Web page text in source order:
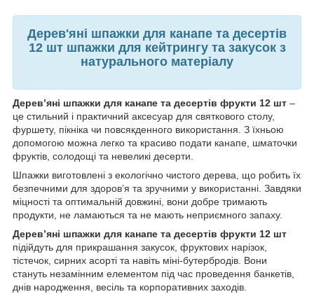
Дерев'яні шпажки для канапе та десертів
12 шт шпажки для кейтрингу та закусок з
натурального матеріалу
Дерев’яні шпажки для канапе та десертів фрукти 12 шт –
це стильний і практичний аксесуар для святкового столу,
фуршету, пікніка чи повсякденного використання. З їхньою
допомогою можна легко та красиво подати канапе, шматочки
фруктів, солодощі та невеликі десерти.
Шпажки виготовлені з екологічно чистого дерева, що робить їх
безпечними для здоров’я та зручними у використанні. Завдяки
міцності та оптимальній довжині, вони добре тримають
продукти, не ламаються та не мають неприємного запаху.
Дерев’яні шпажки для канапе та десертів фрукти 12 шт
підійдуть для прикрашання закусок, фруктових нарізок,
тістечок, сирних асорті та навіть міні-бутербродів. Вони
стануть незамінним елементом під час проведення банкетів,
днів народження, весіль та корпоративних заходів.